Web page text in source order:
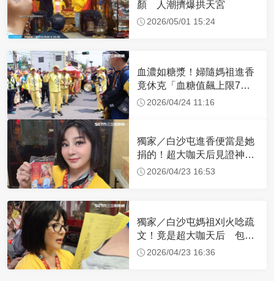
顏 人潮擠爆拱天宮
2026/05/01 15:24
血濃如糖漿！婦隨媽祖進香
竟休克「血糖值飆上限7
倍」 醫曝原因
2026/04/24 11:16
獨家／白沙屯進香便當是她
捐的！超大咖天后見證神
蹟 一靠近媽祖就爆哭
2026/04/23 16:53
獨家／白沙屯媽祖刈火唸疏
文！竟是超大咖天后 包尿
布忍尿5小時不喊累
2026/04/23 16:36